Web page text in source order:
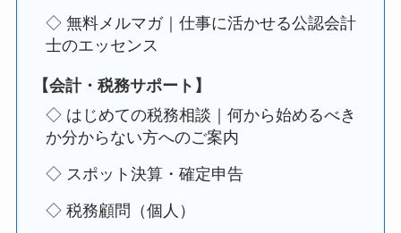
◇ 無料メルマガ｜仕事に活かせる公認会計
士のエッセンス
【会計・税務サポート】
◇ はじめての税務相談｜何から始めるべき
か分からない方へのご案内
◇ スポット決算・確定申告
◇ 税務顧問（個人）